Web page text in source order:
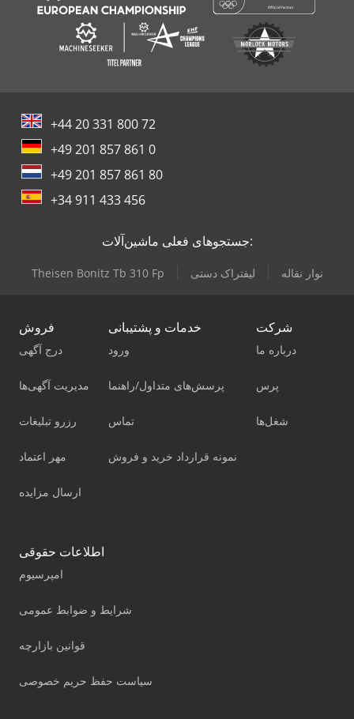
+44 20 331 800 72
+49 201 857 861 0
+49 201 857 861 80
+34 911 433 456
جستجوهای فعلی ماشین‌آلات:
Theisen Bonitz Tb 310 Fp لیفتراک دستی نوار نقاله
فروش
درج آگهی
مدیریت آگهی‌ها
رزرو تبلیغات
مهر اعتماد
ارسال مزایده
خدمات و پشتیبانی
ورود
پرسش‌های متداول/راهنما
تماس
نمونه قرارداد خرید و فروش
شرکت
درباره ما
پرس
شغل‌ها
اطلاعات حقوقی
امپرسیوم
شرایط و ضوابط عمومی
قوانین بازارچه
سیاست حفظ حریم خصوصی